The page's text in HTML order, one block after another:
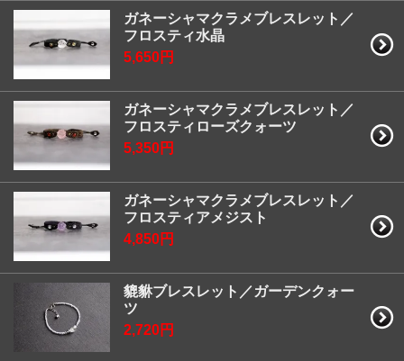
ガネーシャマクラメブレスレット／
フロスティ水晶
5,650円
ガネーシャマクラメブレスレット／
フロスティローズクォーツ
5,350円
ガネーシャマクラメブレスレット／
フロスティアメジスト
4,850円
貔貅ブレスレット／ガーデンクォー
ツ
2,720円